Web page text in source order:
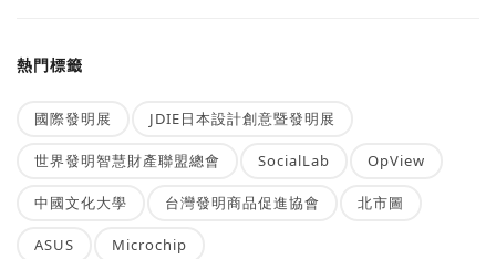
熱門標籤
國際發明展 JDIE日本設計創意暨發明展
世界發明智慧財產聯盟總會 SocialLab OpView
中國文化大學 台灣發明商品促進協會 北市圖
ASUS Microchip